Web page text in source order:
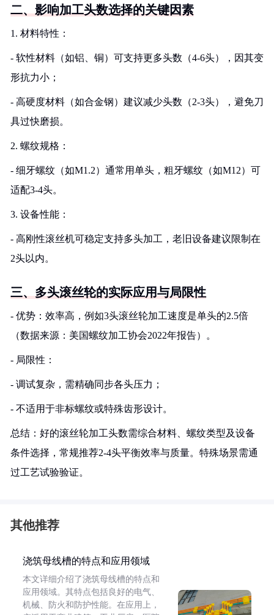
二、影响加工头数选择的关键因素
1. 材料特性：
- 软性材料（如铝、铜）可支持更多头数（4-6头），因其变
形抗力小；
- 高硬度材料（如合金钢）建议减少头数（2-3头），避免刀
具过快磨损。
2. 螺纹规格：
- 细牙螺纹（如M1.2）通常用单头，粗牙螺纹（如M12）可
适配3-4头。
3. 设备性能：
- 高刚性滚丝机可稳定支持多头加工，老旧设备建议限制在
2头以内。
三、多头滚丝轮的实际应用与局限性
- 优势：效率高，例如3头滚丝轮加工速度是单头的2.5倍
（数据来源：美国螺纹加工协会2022年报告）。
- 局限性：
- 调试复杂，需精确同步各头压力；
- 不适用于非标螺纹或特殊齿形设计。
总结：好的滚丝轮加工头数需综合材料、螺纹类型及设备
条件选择，常规推荐2-4头平衡效率与质量。特殊场景需通
过工艺试验验证。
其他推荐
浇筑母线槽的特点和应用领域
本文详细介绍了浇筑母线槽的特点和
应用领域。其特点包括良好的电气、
机械、防火和防护性能。在应用上，